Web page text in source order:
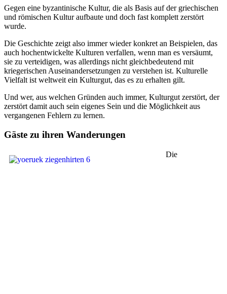
Gegen eine byzantinische Kultur, die als Basis auf der griechischen
und römischen Kultur aufbaute und doch fast komplett zerstört
wurde.
Die Geschichte zeigt also immer wieder konkret an Beispielen, das
auch hochentwickelte Kulturen verfallen, wenn man es versäumt,
sie zu verteidigen, was allerdings nicht gleichbedeutend mit
kriegerischen Auseinandersetzungen zu verstehen ist. Kulturelle
Vielfalt ist weltweit ein Kulturgut, das es zu erhalten gilt.
Und wer, aus welchen Gründen auch immer, Kulturgut zerstört, der
zerstört damit auch sein eigenes Sein und die Möglichkeit aus
vergangenen Fehlern zu lernen.
Gäste zu ihren Wanderungen
Die